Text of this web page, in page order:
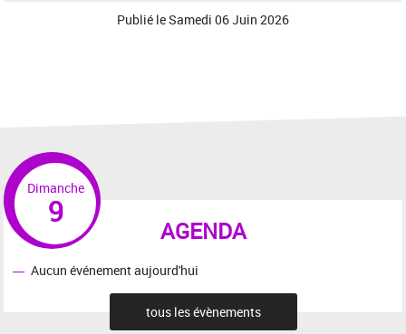
Publié leSamedi 06 Juin 2026
AGENDA
Dimanche
9
Aucun événement aujourd'hui
tous les évènements